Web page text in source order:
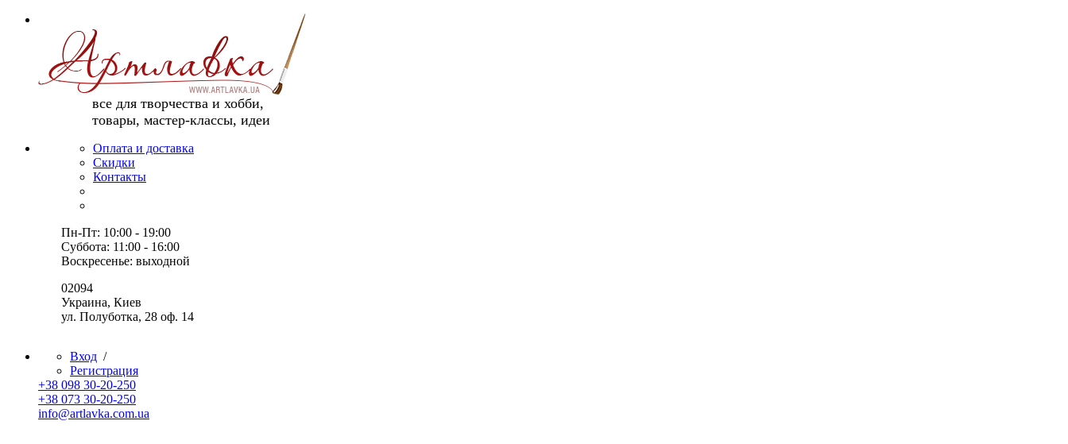
все для творчества и хобби,
товары, мастер-классы, идеи
Оплата и доставка
Скидки
Контакты
Пн-Пт: 10:00 - 19:00
Суббота: 11:00 - 16:00
Воскресенье: выходной
02094
Украина, Киев
ул. Полуботка, 28 оф. 14
Вход /
Регистрация
+38 098 30-20-250
+38 073 30-20-250
info@artlavka.com.ua